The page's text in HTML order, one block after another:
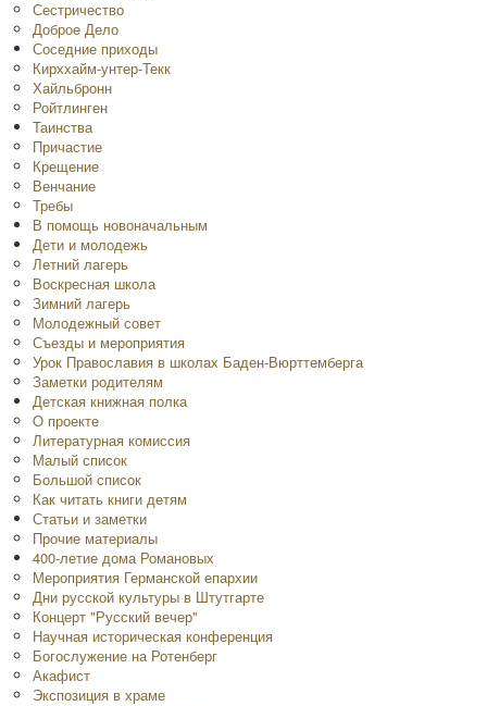
Сестричество
Доброе Дело
Соседние приходы
Кирххайм-унтер-Текк
Хайльбронн
Ройтлинген
Таинства
Причастие
Крещение
Венчание
Требы
В помощь новоначальным
Дети и молодежь
Летний лагерь
Воскресная школа
Зимний лагерь
Молодежный совет
Съезды и мероприятия
Урок Православия в школах Баден-Вюрттемберга
Заметки родителям
Детская книжная полка
O проекте
Литературная комиссия
Малый список
Большой список
Как читать книги детям
Статьи и заметки
Прочие материалы
400-летие дома Романовых
Мероприятия Германской епархии
Дни русской культуры в Штутгарте
Концерт "Русский вечер"
Научная историческая конференция
Богослужение на Ротенберг
Акафист
Экспозиция в храме